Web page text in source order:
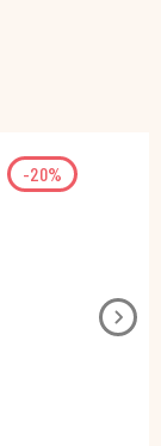
-20%